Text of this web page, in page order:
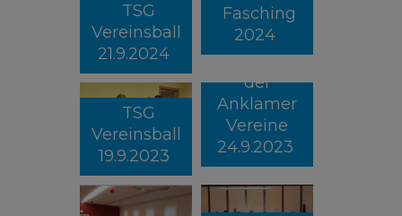
TSG
Vereinsball
21.9.2024
Fasching
2024
TSG
Vereinsball
19.9.2023
Festumzug
der
Anklamer
Vereine
24.9.2023